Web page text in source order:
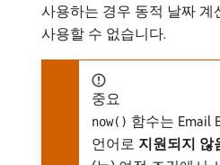
사용하는 경우 동적 날짜 계
사용할 수 없습니다.
중요
now() 함수는 Email
언어로 지원되지 않